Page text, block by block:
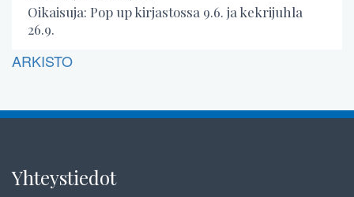
Oikaisuja: Pop up kirjastossa 9.6. ja kekrijuhla
26.9.
ARKISTO
Yhteystiedot